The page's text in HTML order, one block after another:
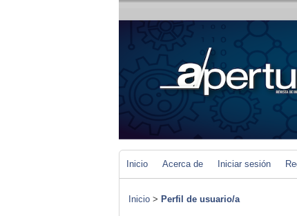
Inicio Acerca de Iniciar sesión
Inicio > Perfil de usuario/a